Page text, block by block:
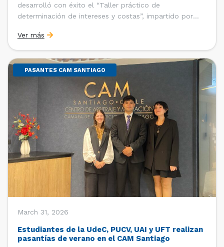
desarrolló con éxito el “Taller práctico de
determinación de intereses y costas”, impartido por
Universidad Católica de Chile y Magíster en Economía
de la Universidad de Chicago) y María Luisa Petitpas
[…]
Ver más
PASANTES CAM SANTIAGO
March 31, 2026
Estudiantes de la UdeC, PUCV, UAI y UFT realizan
pasantías de verano en el CAM Santiago